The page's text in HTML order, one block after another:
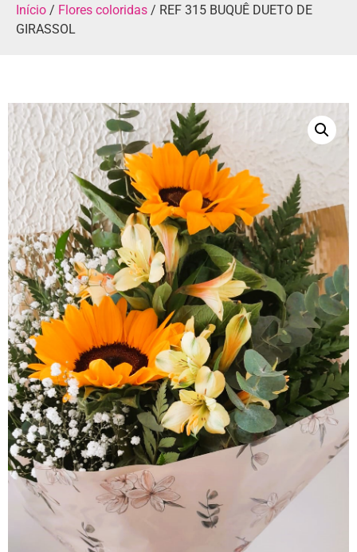
Início / Flores coloridas / REF 315 BUQUÊ DUETO DE
GIRASSOL